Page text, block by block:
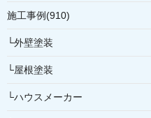
施工事例(910)
└外壁塗装
└屋根塗装
└ハウスメーカー